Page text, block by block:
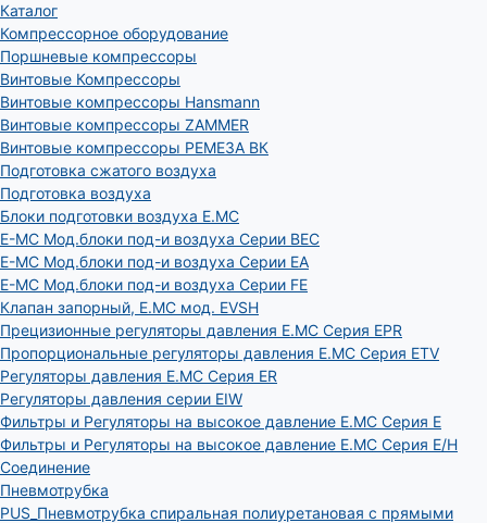
Каталог
Компрессорное оборудование
Поршневые компрессоры
Винтовые Компрессоры
Винтовые компрессоры Hansmann
Винтовые компрессоры ZAMMER
Винтовые компрессоры РЕМЕЗА ВК
Подготовка сжатого воздуха
Подготовка воздуха
Блоки подготовки воздуха E.MC
E-MC Мод.блоки под-и воздуха Серии BEC
E-MC Мод.блоки под-и воздуха Серии EA
E-MC Мод.блоки под-и воздуха Серии FE
Клапан запорный, E.MC мод. EVSH
Прецизионные регуляторы давления E.MC Серия EPR
Пропорциональные регуляторы давления E.MC Серия ETV
Регуляторы давления E.MC Серия ER
Регуляторы давления серии EIW
Фильтры и Регуляторы на высокое давление E.MC Серия E
Фильтры и Регуляторы на высокое давление E.MC Серия E/H
Соединение
Пневмотрубка
PUS_Пневмотрубка спиральная полиуретановая с прямыми